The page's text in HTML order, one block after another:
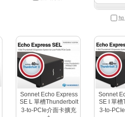
Sonnet Echo Express
SE L 單槽Thunderbolt
3-to-PCIe介面卡擴充
Sonnet
SE I 單
3-to-